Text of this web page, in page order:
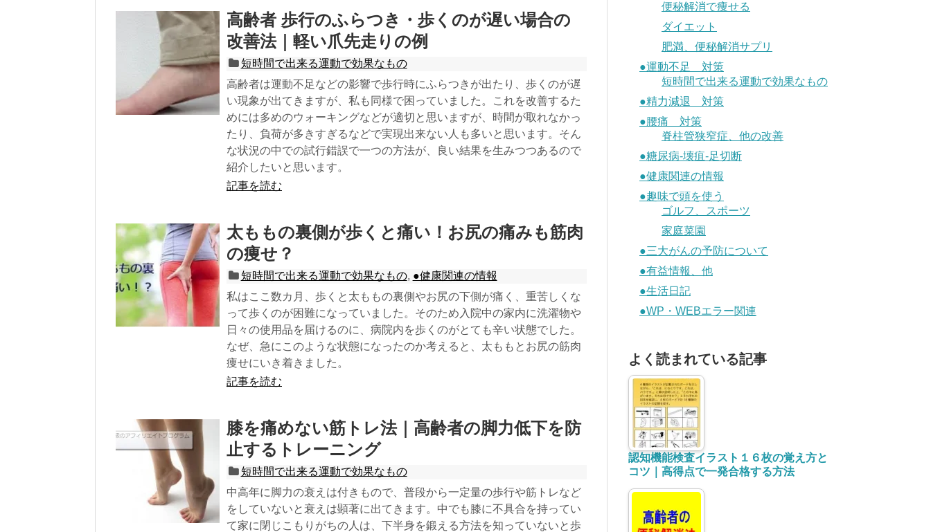
高齢者 歩行のふらつき・歩くのが遅い場合の
改善法｜軽い爪先走りの例
短時間で出来る運動で効果なもの
高齢者は運動不足などの影響で歩行時にふらつきが出たり、歩くのが遅
い現象が出てきますが、私も同様で困っていました。これを改善するた
めには多めのウォーキングなどが適切と思いますが、時間が取れなかっ
たり、負荷が多きすぎるなどで実現出来ない人も多いと思います。そん
な状況の中での試行錯誤で一つの方法が、良い結果を生みつつあるので
紹介したいと思います。
記事を読む
太ももの裏側が歩くと痛い！お尻の痛みも筋肉
の痩せ？
短時間で出来る運動で効果なもの, ●健康関連の情報
私はここ数カ月、歩くと太ももの裏側やお尻の下側が痛く、重苦しくな
って歩くのが困難になっていました。そのため入院中の家内に洗濯物や
日々の使用品を届けるのに、病院内を歩くのがとても辛い状態でした。
なぜ、急にこのような状態になったのか考えると、太ももとお尻の筋肉
痩せにいき着きました。
記事を読む
膝を痛めない筋トレ法｜高齢者の脚力低下を防
止するトレーニング
短時間で出来る運動で効果なもの
中高年に脚力の衰えは付きもので、普段から一定量の歩行や筋トレなど
をしていないと衰えは顕著に出てきます。中でも膝に不具合を持ってい
て家に閉じこもりがちの人は、下半身を鍛える方法を知っていないと歩
便秘解消で痩せる
ダイエット
肥満、便秘解消サプリ
●運動不足 対策
短時間で出来る運動で効果なもの
●精力減退 対策
●腰痛 対策
脊柱管狭窄症、他の改善
●糖尿病-壊疽-足切断
●健康関連の情報
●趣味で頭を使う
ゴルフ、スポーツ
家庭菜園
●三大がんの予防について
●有益情報、他
●生活日記
●WP・WEBエラー関連
よく読まれている記事
認知機能検査イラスト１６枚の覚え方と
コツ｜高得点で一発合格する方法